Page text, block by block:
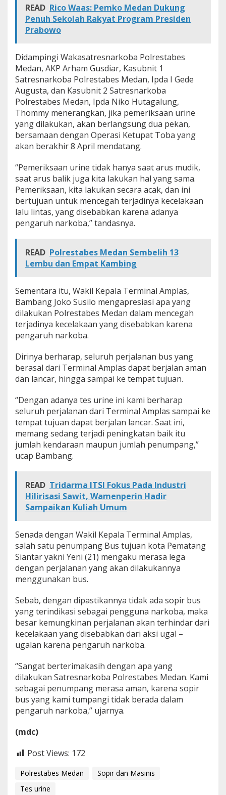
READ Rico Waas: Pemko Medan Dukung
Penuh Sekolah Rakyat Program Presiden
Prabowo
Didampingi Wakasatresnarkoba Polrestabes
Medan, AKP Arham Gusdiar, Kasubnit 1
Satresnarkoba Polrestabes Medan, Ipda I Gede
Augusta, dan Kasubnit 2 Satresnarkoba
Polrestabes Medan, Ipda Niko Hutagalung,
Thommy menerangkan, jika pemeriksaan urine
yang dilakukan, akan berlangsung dua pekan,
bersamaan dengan Operasi Ketupat Toba yang
akan berakhir 8 April mendatang.
“Pemeriksaan urine tidak hanya saat arus mudik,
saat arus balik juga kita lakukan hal yang sama.
Pemeriksaan, kita lakukan secara acak, dan ini
bertujuan untuk mencegah terjadinya kecelakaan
lalu lintas, yang disebabkan karena adanya
pengaruh narkoba,” tandasnya.
READ Polrestabes Medan Sembelih 13
Lembu dan Empat Kambing
Sementara itu, Wakil Kepala Terminal Amplas,
Bambang Joko Susilo mengapresiasi apa yang
dilakukan Polrestabes Medan dalam mencegah
terjadinya kecelakaan yang disebabkan karena
pengaruh narkoba.
Dirinya berharap, seluruh perjalanan bus yang
berasal dari Terminal Amplas dapat berjalan aman
dan lancar, hingga sampai ke tempat tujuan.
“Dengan adanya tes urine ini kami berharap
seluruh perjalanan dari Terminal Amplas sampai ke
tempat tujuan dapat berjalan lancar. Saat ini,
memang sedang terjadi peningkatan baik itu
jumlah kendaraan maupun jumlah penumpang,”
ucap Bambang.
READ Tridarma ITSI Fokus Pada Industri
Hilirisasi Sawit, Wamenperin Hadir
Sampaikan Kuliah Umum
Senada dengan Wakil Kepala Terminal Amplas,
salah satu penumpang Bus tujuan kota Pematang
Siantar yakni Yeni (21) mengaku merasa lega
dengan perjalanan yang akan dilakukannya
menggunakan bus.
Sebab, dengan dipastikannya tidak ada sopir bus
yang terindikasi sebagai pengguna narkoba, maka
besar kemungkinan perjalanan akan terhindar dari
kecelakaan yang disebabkan dari aksi ugal –
ugalan karena pengaruh narkoba.
“Sangat berterimakasih dengan apa yang
dilakukan Satresnarkoba Polrestabes Medan. Kami
sebagai penumpang merasa aman, karena sopir
bus yang kami tumpangi tidak berada dalam
pengaruh narkoba,” ujarnya.
(mdc)
Post Views: 172
Polrestabes Medan
Sopir dan Masinis
Tes urine